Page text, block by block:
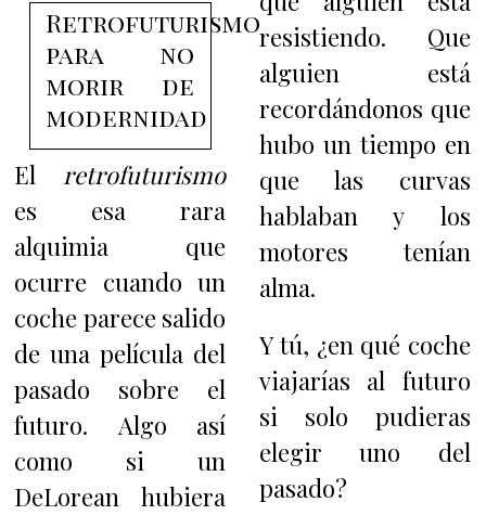
Retrofuturismo
para no
morir de
modernidad
Elretrofuturismo
es esa rara
alquimia que
ocurre cuando un
coche parece salido
de una película del
pasado sobre el
futuro. Algo así
como si un
DeLorean hubiera
resistiendo. Que
alguien está
recordándonos que
hubo un tiempo en
que las curvas
hablaban y los
motores tenían
alma.
Y tú, ¿en qué coche
viajarías al futuro
si solo pudieras
elegir uno del
pasado?